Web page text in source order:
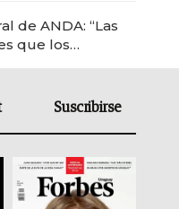
de ANDA: “Las
que los
Suscribirse